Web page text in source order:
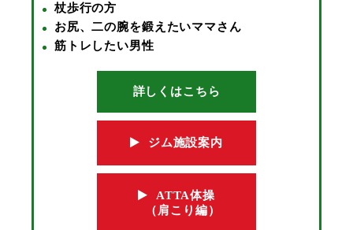
杖歩行の方
お尻、二の腕を鍛えたいママさん
筋トレしたい男性
詳しくはこちら
ジム施設案内
ATTA体操
（肩こり編）